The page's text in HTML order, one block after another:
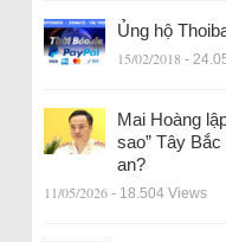
Ủng hộ
15/02/2018 -
Mai Hoàng
sao” Tây
an?
11/05/2026 - 18.504 Views